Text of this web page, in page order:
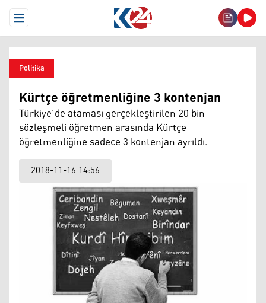
Open Menu
Politika
Kürtçe öğretmenliğine 3 kontenjan
Türkiye’de ataması gerçekleştirilen 20 bin
sözleşmeli öğretmen arasında Kürtçe
öğretmenliğine sadece 3 kontenjan ayrıldı.
2018-11-16 14:56